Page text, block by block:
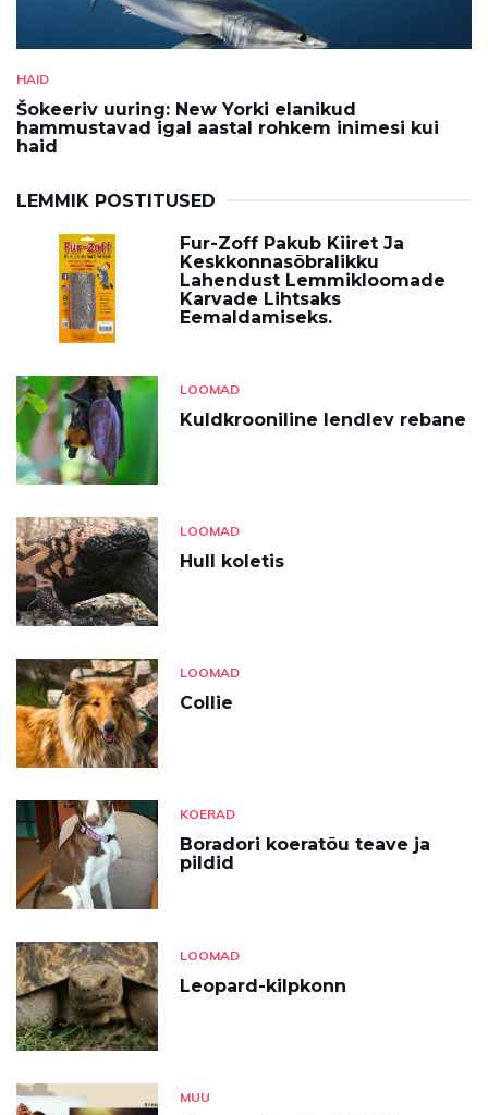
HAID
Šokeeriv uuring: New Yorki elanikud
hammustavad igal aastal rohkem inimesi kui
haid
LEMMIK POSTITUSED
Fur-Zoff Pakub Kiiret Ja
Keskkonnasõbralikku
Lahendust Lemmikloomade
Karvade Lihtsaks
Eemaldamiseks.
LOOMAD
Kuldkrooniline lendlev rebane
LOOMAD
Hull koletis
LOOMAD
Collie
KOERAD
Boradori koeratõu teave ja
pildid
LOOMAD
Leopard-kilpkonn
MUU